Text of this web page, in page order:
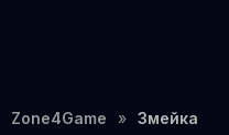
Zone4Game Змейка